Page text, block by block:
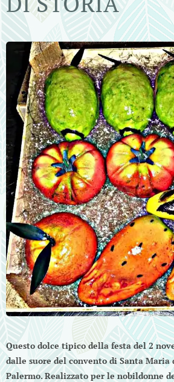
Questo dolce tipico della festa del 2
dalle suore del convento di Santa Maria
Palermo. Realizzato per le nobildonne